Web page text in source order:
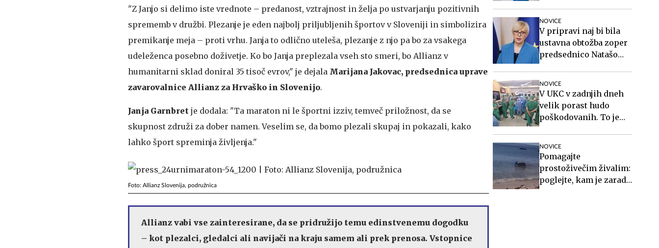
"Z Janjo si delimo iste vrednote – predanost, vztrajnost in želja po ustvarjanju pozitivnih
sprememb v družbi. Plezanje je eden najbolj priljubljenih športov v Sloveniji in simbolizira
premikanje meja – proti vrhu. Janja to odlično uteleša, plezanje z njo pa bo za vsakega
udeleženca posebno doživetje. Ko bo Janja preplezala vseh sto smeri, bo Allianz v
humanitarni sklad doniral 35 tisoč evrov," je dejala Marijana Jakovac, predsednica uprave
zavarovalnice Allianz za Hrvaško in Slovenijo.
Janja Garnbret je dodala: "Ta maraton ni le športni izziv, temveč priložnost, da se
skupnost združi za dober namen. Veselim se, da bomo plezali skupaj in pokazali, kako
lahko šport spreminja življenja."
Foto: Allianz Slovenija, podružnica
Allianz vabi vse zainteresirane, da se pridružijo temu edinstvenemu dogodku
– kot plezalci, gledalci ali navijači na kraju samem ali prek prenosa. Vstopnice
NOVICE
V pripravi naj bi bila
ustavna obtožba zoper
predsednico Natašo
NOVICE
V UKC v zadnjih dneh
velik porast hudo
poškodovanih. To je
NOVICE
Pomagajte
prostoživečim živalim:
poglejte, kam je zaradi